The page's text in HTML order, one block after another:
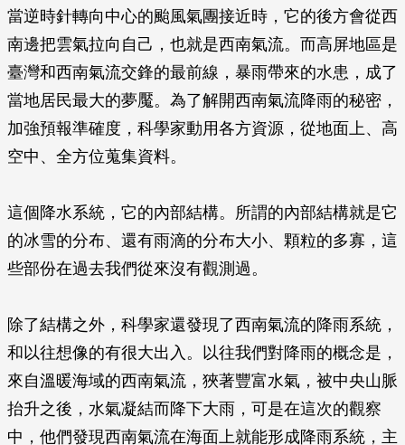
當逆時針轉向中心的颱風氣團接近時，它的後方會從西
南邊把雲氣拉向自己，也就是西南氣流。而高屏地區是
臺灣和西南氣流交鋒的最前線，暴雨帶來的水患，成了
當地居民最大的夢魘。為了解開西南氣流降雨的秘密，
加強預報準確度，科學家動用各方資源，從地面上、高
空中、全方位蒐集資料。
這個降水系統，它的內部結構。所謂的內部結構就是它
的冰雪的分布、還有雨滴的分布大小、顆粒的多寡，這
些部份在過去我們從來沒有觀測過。
除了結構之外，科學家還發現了西南氣流的降雨系統，
和以往想像的有很大出入。以往我們對降雨的概念是，
來自溫暖海域的西南氣流，狹著豐富水氣，被中央山脈
抬升之後，水氣凝結而降下大雨，可是在這次的觀察
中，他們發現西南氣流在海面上就能形成降雨系統，主